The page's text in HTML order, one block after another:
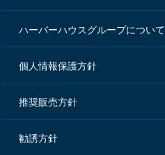
ハーバーハウスグループについて
個人情報保護方針
推奨販売方針
勧誘方針